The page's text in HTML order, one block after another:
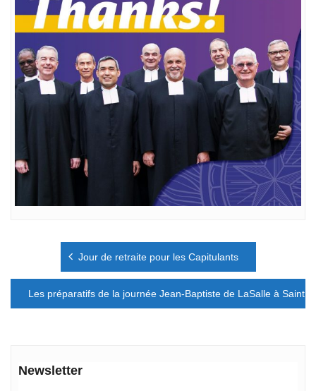
Navigation
l’article
Jour de retraite pour les Capitulants
Les préparatifs de la journée Jean-Baptiste de LaSalle à Saint
Newsletter